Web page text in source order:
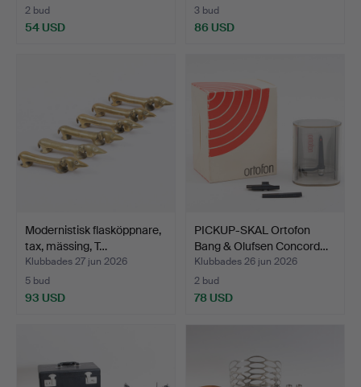
2 bud
54 USD
3 bud
86 USD
Modernistisk flasköppnare,
tax, mässing, T…
Klubbades 27 jun 2026
5 bud
93 USD
PICKUP-SKAL Ortofon
Bang & Olufsen Concord…
Klubbades 26 jun 2026
2 bud
78 USD